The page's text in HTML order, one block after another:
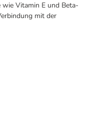
Vitamin E und Beta-
mit der